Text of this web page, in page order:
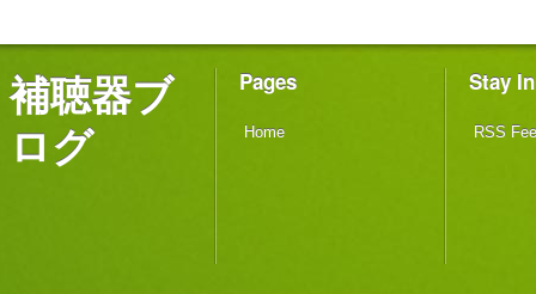
補聴器ブ
ログ
Pages
Home
Stay
RSS